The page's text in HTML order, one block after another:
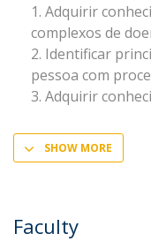
Adquirir
complexos de
Identificar
pessoa com
Adquirir
SHOW MORE
Faculty